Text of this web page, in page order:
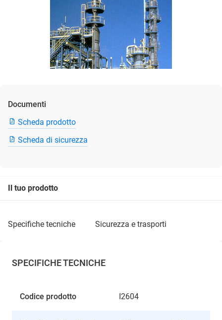
Documenti
Scheda prodotto
Scheda di sicurezza
Il tuo prodotto
specifiche tecniche sicurezza e trasporti
SPECIFICHE TECNICHE
Codice prodotto I2604